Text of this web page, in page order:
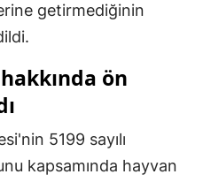
getirmediğinin
ön
5199 sayılı
kapsamında hayvan